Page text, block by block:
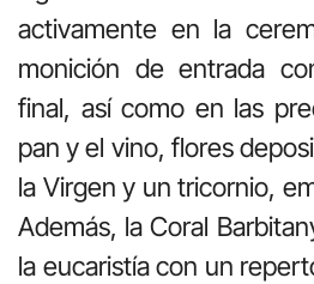
activamente en la
monición de entrada
final, así como en las
pan y el vino, flores
la Virgen y un tricornio,
Además, la Coral
la eucaristía con un